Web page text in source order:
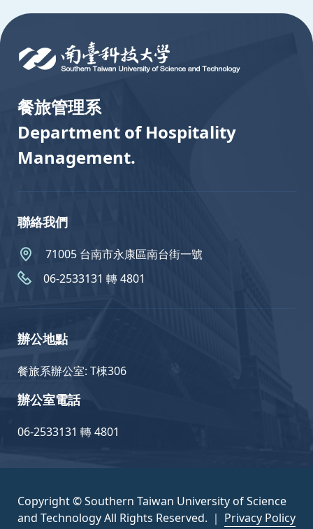
餐旅管理系
Department of Hospitality
Management.
聯絡我們
71005 台南市永康區南台街一號
06-2533131 轉 4801
辦公地點
餐旅系辦公室: T棟306
辦公室電話
06-2533131 轉 4801
Copyright © Southern Taiwan University of Science
and Technology All Rights Reserved. ｜ Privacy Policy